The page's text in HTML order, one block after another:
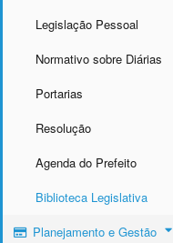
Legislação Pessoal
Normativo sobre Diárias
Portarias
Resolução
Agenda do Prefeito
Biblioteca Legislativa
Planejamento e Gestão